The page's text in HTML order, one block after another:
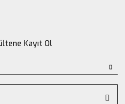
Kayıt Ol